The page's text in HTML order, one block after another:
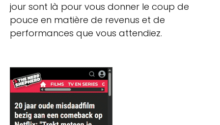
jour sont là pour vous donner le coup de
pouce en matière de revenus et de
performances que vous attendiez.